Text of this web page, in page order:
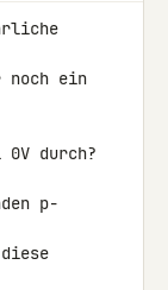
ein
durch?
p-